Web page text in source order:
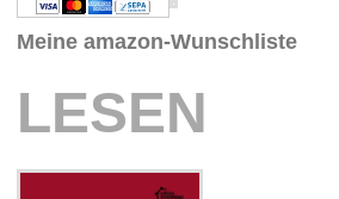
Meine amazon-Wunschliste
LESEN